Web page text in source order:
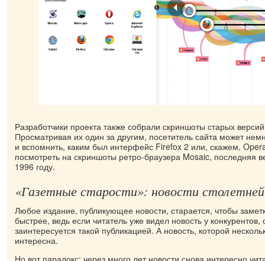
Разработчики проекта также собрали скриншоты старых
Просматривая их один за другим, посетитель сайта может
и вспомнить, каким был интерфейс Firefox 2 или, скажем,
посмотреть на скриншоты ретро-браузера Mosaic, последняя
1996 году.
«Газетные старости»: новости
Любое издание, публикующее новости, старается, чтобы
быстрее, ведь если читатель уже видел новость у конкурентов,
заинтересуется такой публикацией. А новость, которой
интересна.
Но вот парадокс: через много лет новости снова интересно